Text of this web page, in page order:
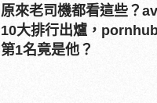
原來老司機都看這些？
10大排行出爐，
第1名竟是他？